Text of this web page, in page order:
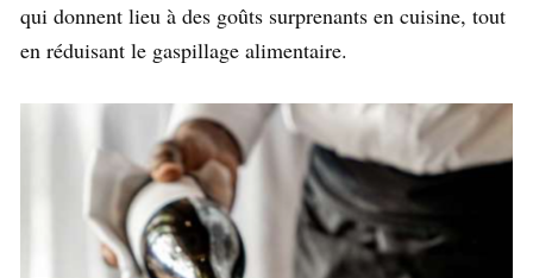
qui donnent lieu à des goûts surprenants en cuisine, tout
en réduisant le gaspillage alimentaire.